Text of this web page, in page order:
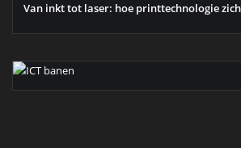
Van inkt tot laser: hoe printtechnologie